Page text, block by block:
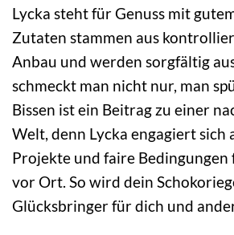
Lycka steht für Genuss mit
Zutaten stammen aus
Anbau und werden sorgfältig
schmeckt man nicht nur, man
Bissen ist ein Beitrag zu einer
Welt, denn Lycka engagiert sich
Projekte und faire Bedingungen
vor Ort. So wird dein
Glücksbringer für dich und